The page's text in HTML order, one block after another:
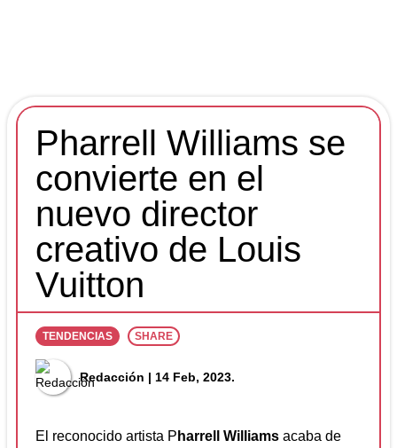
Pharrell Williams se
convierte en el
nuevo director
creativo de Louis
Vuitton
TENDENCIAS SHARE
Redacción | 14 Feb, 2023.
El reconocido artista P harrell Williams acaba de